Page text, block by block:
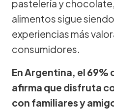
pastelería y
alimentos sigue
experiencias más
consumidores.
En Argentina, el 69%
afirma que disfruta
con familiares y